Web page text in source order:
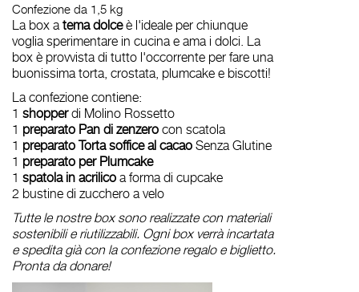
Confezione da 1,5 kg
La box a tema dolceè l'ideale per chiunque
voglia sperimentare in cucina e ama i dolci. La
box è provvista di tutto l'occorrente per fare una
buonissima torta, crostata, plumcake e biscotti!
La confezione contiene:
1 shopperdi Molino Rossetto
1 preparato Pan di zenzero con scatola
1 preparato Torta soffice al cacao Senza Glutine
1 preparato per Plumcake
1 spatola in acrilico a forma di cupcake
2 bustine di zucchero a velo
Tutte le nostre box sono realizzate con materiali
sostenibili e riutilizzabili. Ogni box verrà incartata
e spedita già con la confezione regalo e biglietto.
Pronta da donare!